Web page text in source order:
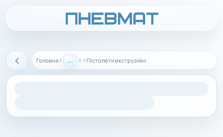
Назад Головна › ... › ›Пістолети екструзійні